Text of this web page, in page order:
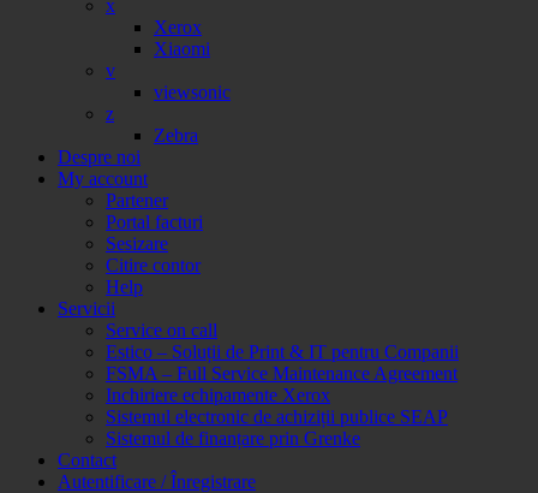
x
Xerox
Xiaomi
v
viewsonic
z
Zebra
Despre noi
My account
Partener
Portal facturi
Sesizare
Citire contor
Help
Servicii
Service on call
Estico – Soluții de Print & IT pentru Companii
FSMA – Full Service Maintenance Agreement
Inchiriere echipamente Xerox
Sistemul electronic de achiziții publice SEAP
Sistemul de finanțare prin Grenke
Contact
Autentificare / Înregistrare